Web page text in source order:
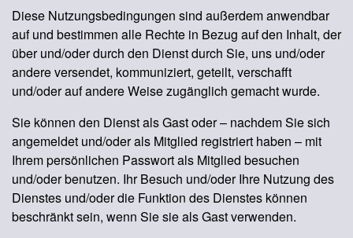
Diese Nutzungsbedingungen sind außerdem anwendbar
auf und bestimmen alle Rechte in Bezug auf den Inhalt, der
über und/oder durch den Dienst durch Sie, uns und/oder
andere versendet, kommuniziert, geteilt, verschafft
und/oder auf andere Weise zugänglich gemacht wurde.
Sie können den Dienst als Gast oder – nachdem Sie sich
angemeldet und/oder als Mitglied registriert haben – mit
Ihrem persönlichen Passwort als Mitglied besuchen
und/oder benutzen. Ihr Besuch und/oder Ihre Nutzung des
Dienstes und/oder die Funktion des Dienstes können
beschränkt sein, wenn Sie sie als Gast verwenden.